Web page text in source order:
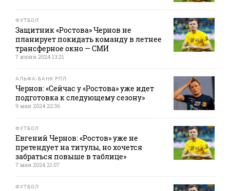
ФУТБОЛ
Защитник «Ростова» Чернов не
планирует покидать команду в летнее
трансферное окно — СМИ
7 июня 2024 13:21
АЛЬФА-БАНК РПЛ
Чернов: «Сейчас у «Ростова» уже идет
подготовка к следующему сезону»
9 мая 2024 22:36
ФУТБОЛ
Евгений Чернов: «Ростов» уже не
претендует на титулы, но хочется
забраться повыше в таблице»
7 мая 2024 21:07
ФУТБОЛ